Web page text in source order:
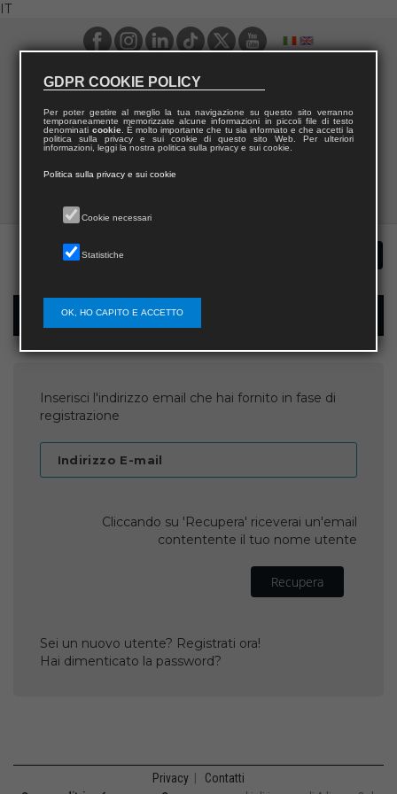
IT
Recupera username
Inserisci l'indirizzo email che hai fornito in fase di
registrazione
Indirizzo E-mail
Cliccando su 'Recupera' riceverai un'email
contentente il tuo nome utente
Recupera
Sei un nuovo utente? Registrati ora!
Hai dimenticato la password?
Privacy Contatti
GDPR COOKIE POLICY
Per poter gestire al meglio la tua navigazione su questo sito verranno
temporaneamente memorizzate alcune informazioni in piccoli file di testo
denominati cookie. È molto importante che tu sia informato e che accetti la
politica sulla privacy e sui cookie di questo sito Web. Per ulteriori
informazioni, leggi la nostra politica sulla privacy e sui cookie.
Politica sulla privacy e sui cookie
Cookie necessari
Statistiche
OK, HO CAPITO E ACCETTO